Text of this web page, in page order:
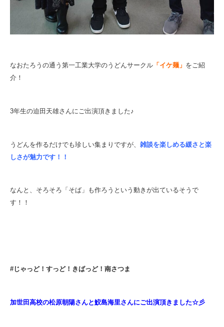
なおたろうの通う第一工業大学のうどんサークル 「イケ麺」 をご紹
介！
3年生の迫田天雄さんにご出演頂きました♪
うどんを作るだけでも珍しい集まりですが、 雑談を楽しめる緩さと楽
しさが魅力です！！
なんと、そろそろ「そば」も作ろうという動きが出ているそうで
す！！
#じゃっど！すっど！きばっど！南さつま
加世田高校の松原朝陽さんと鮫島海里さんにご出演頂きました☆彡